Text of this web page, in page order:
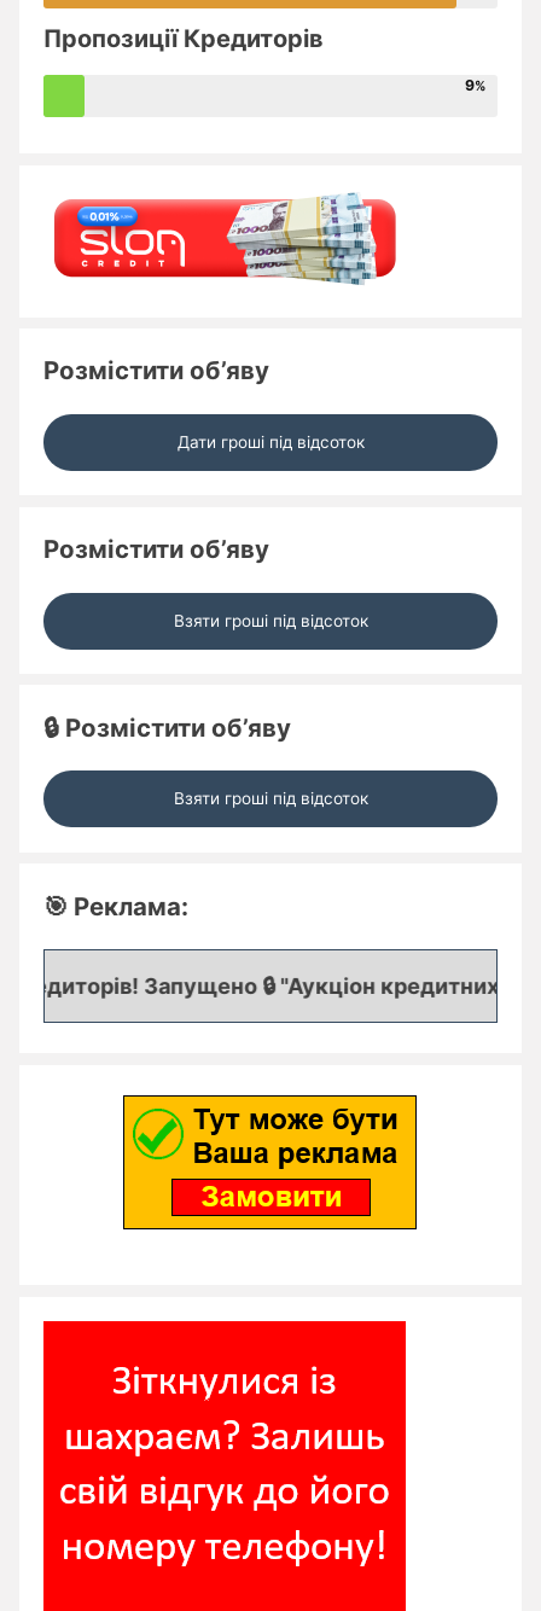
Пропозиції Кредиторів
9
Розмістити об’яву
Дати гроші під відсоток
Розмістити об’яву
Взяти гроші під відсоток
🔒 Розмістити об’яву
Взяти гроші під відсоток
🎯 Реклама:
Запущено 🔒 "Аукціон кредитних